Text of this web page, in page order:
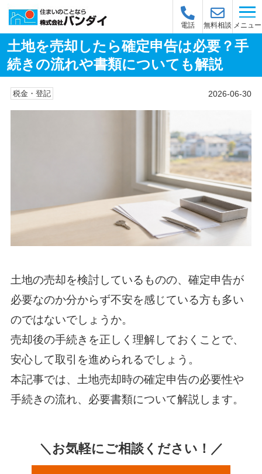
電話 無料相談 メニュー
土地を売却したら確定申告は必要？手
続きの流れや書類についても解説
税金・登記 2026-06-30
土地の売却を検討しているものの、確定申告が
必要なのか分からず不安を感じている方も多い
のではないでしょうか。
売却後の手続きを正しく理解しておくことで、
安心して取引を進められるでしょう。
本記事では、土地売却時の確定申告の必要性や
手続きの流れ、必要書類について解説します。
＼お気軽にご相談ください！／